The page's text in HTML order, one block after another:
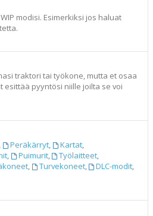
modisi. Esimerkiksi jos haluat
traktori tai työkone, mutta et osaa
esittää pyyntösi niille joilta se voi
Peräkärryt, Kartat,
, Puimurit, Työlaitteet,
, Turvekoneet, DLC-modit,